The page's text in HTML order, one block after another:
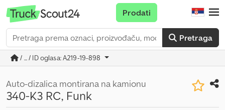
Pretraga
Prodati
/ ... / ID oglasa: A219-19-898
Auto-dizalica montirana na kamionu
340-K3 RC, Funk